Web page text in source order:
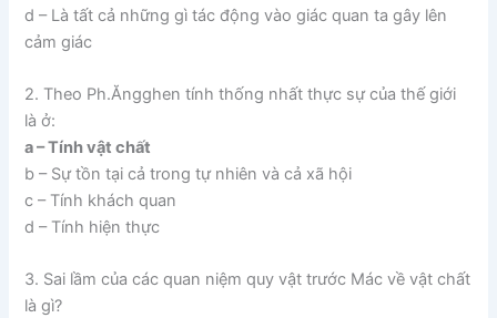
d – Là tất cả những gì tác động vào giác quan ta gây lên
cảm giác
2. Theo Ph.Ăngghen tính thống nhất thực sự của thế giới
là ở:
a – Tính vật chất
b – Sự tồn tại cả trong tự nhiên và cả xã hội
c – Tính khách quan
d – Tính hiện thực
3. Sai lầm của các quan niệm quy vật trước Mác về vật chất
là gì?